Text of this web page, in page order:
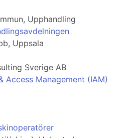
Upphandling
Uppsala
Sverige AB
Management (IAM)